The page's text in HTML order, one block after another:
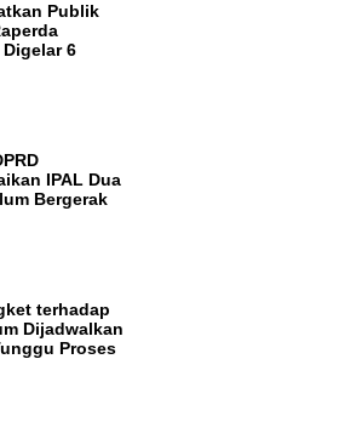
Publik
6
IPAL Dua
Bergerak
terhadap
Dijadwalkan
Proses